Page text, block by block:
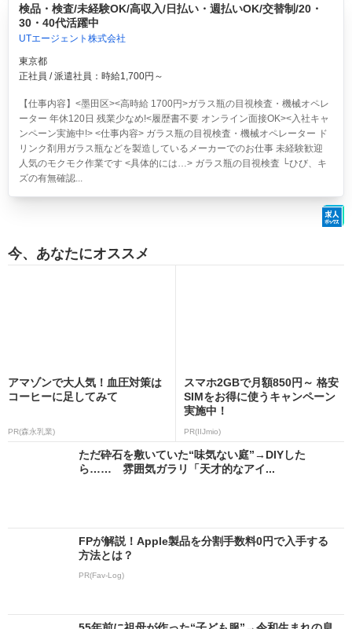
検品・検査/未経験OK/高収入/日払い・週払いOK/交替制/20・
30・40代活躍中
UTエージェント株式会社
東京都
正社員 / 派遣社員：時給1,700円～
【仕事内容】<墨田区><高時給 1700円>ガラス瓶の目視検査・機械オペレ
ーター 年休120日 残業少なめ!<履歴書不要 オンライン面接OK><入社キャ
ンペーン実施中!> <仕事内容> ガラス瓶の目視検査・機械オペレーター ド
リンク剤用ガラス瓶などを製造しているメーカーでのお仕事 未経験歓迎
人気のモクモク作業です <具体的には…> ガラス瓶の目視検査 └ひび、キ
ズの有無確認...
今、あなたにオススメ
アマゾンで大人気！血圧対策は
コーヒーに足してみて
PR(森永乳業)
スマホ2GBで月額850円～ 格安
SIMをお得に使うキャンペーン
実施中！
PR(IIJmio)
ただ砕石を敷いていた“味気ない庭”→DIYした
ら…… 雰囲気ガラリ「天才的なアイ...
FPが解説！Apple製品を分割手数料0円で入手する
方法とは？
PR(Fav-Log)